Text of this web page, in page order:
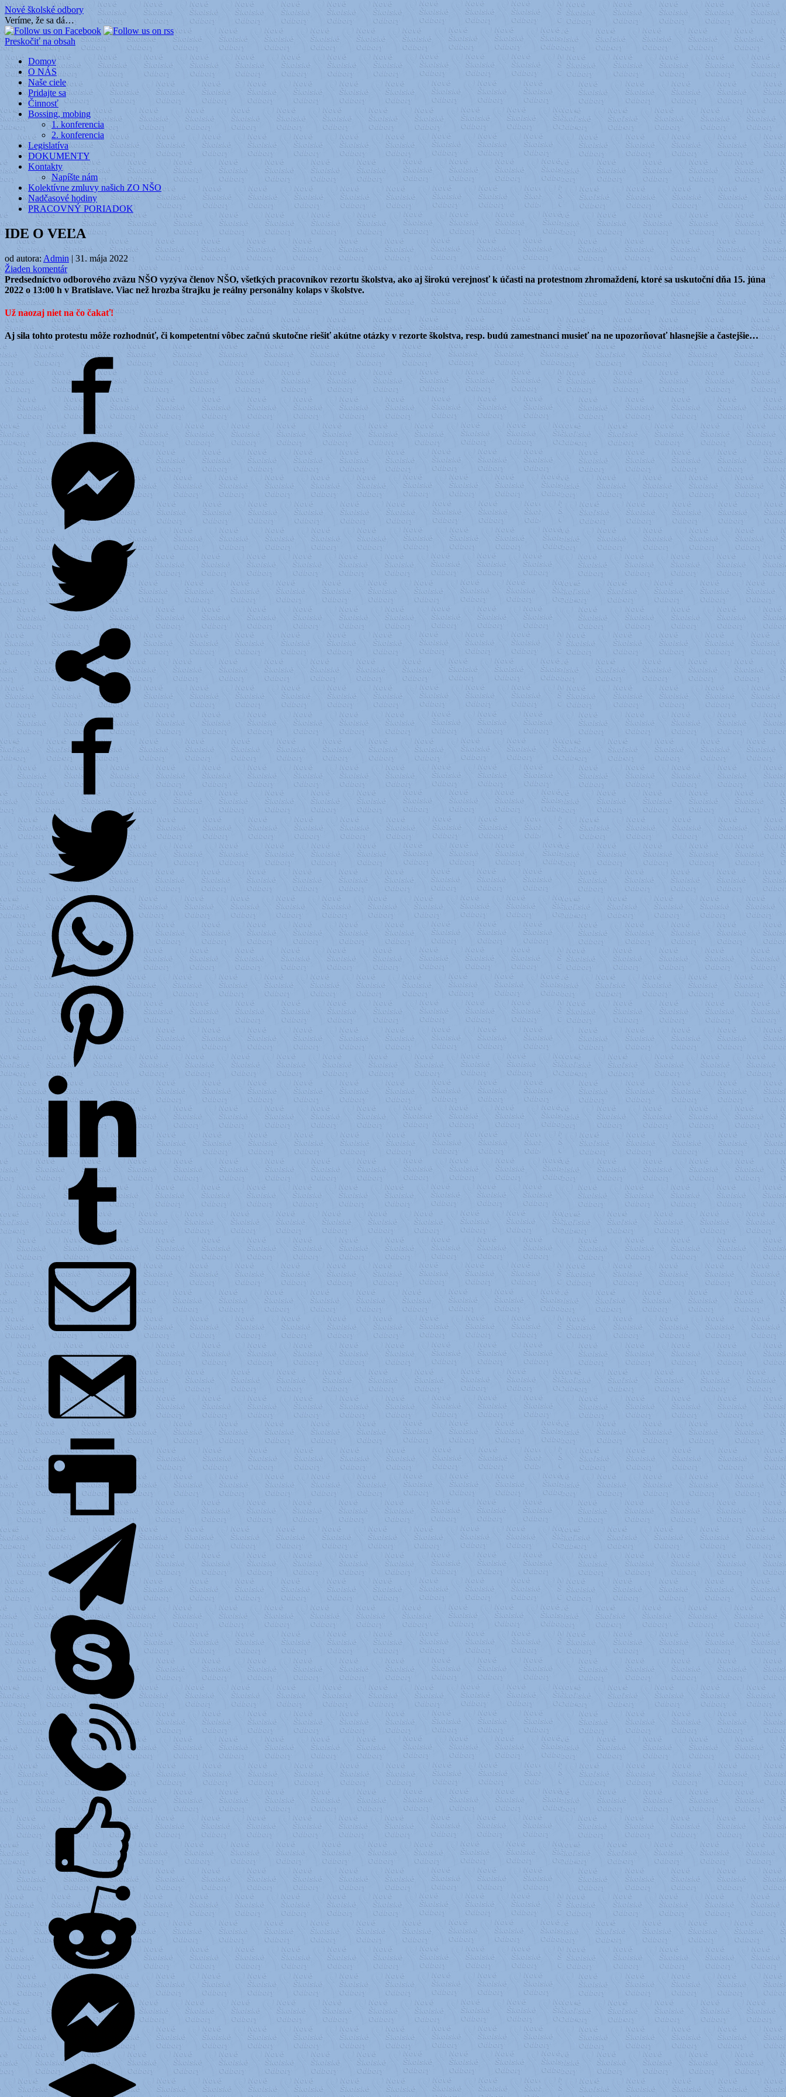
Nové školské odbory
Veríme, že sa dá…
Preskočiť na obsah
Domov
O NÁS
Naše ciele
Pridajte sa
Činnosť
Bossing, mobing
1. konferencia
2. konferencia
Legislatíva
DOKUMENTY
Kontakty
Napíšte nám
Kolektívne zmluvy našich ZO NŠO
Nadčasové hodiny
PRACOVNÝ PORIADOK
IDE O VEĽA
od autora: Admin | 31. mája 2022
Žiaden komentár
Predsedníctvo odborového zväzu NŠO vyzýva členov NŠO, všetkých pracovníkov rezortu školstva, ako aj širokú verejnosť k účasti na protestnom zhromaždení, ktoré sa uskutoční dňa 15. júna
2022 o 13:00 h v Bratislave. Viac než hrozba štrajku je reálny personálny kolaps v školstve.
Už naozaj niet na čo čakať!
Aj sila tohto protestu môže rozhodnúť, či kompetentní vôbec začnú skutočne riešiť akútne otázky v rezorte školstva, resp. budú zamestnanci musieť na ne upozorňovať hlasnejšie a častejšie…